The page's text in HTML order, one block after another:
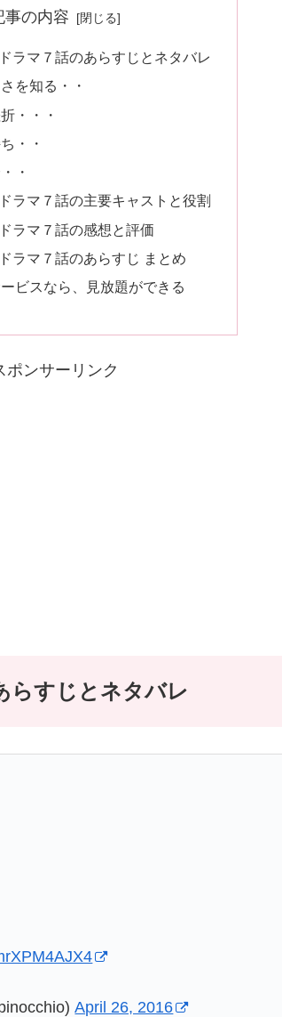
事の内容
ラマ７話のあらすじとネタバレ
を知る・・
・・・
・・
・
ラマ７話の主要キャストと役割
ラマ７話の感想と評価
ラマ７話のあらすじ まとめ
ビスなら、見放題ができる
ポンサーリンク
らすじとネタバレ
April 26, 2016